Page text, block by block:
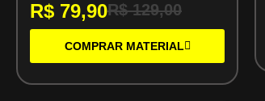
R$ 79,90R$129,00
COMPRAR MATERIAL